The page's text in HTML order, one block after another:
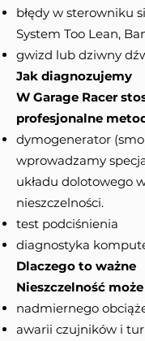
błędy w sterowniku
System Too Lean,
gwizd lub dziwny
Jak diagnozujemy
W Garage Racer
profesjonalne
dymogenerator
wprowadzamy
układu dolotowego
nieszczelności.
test podciśnienia
diagnostyka
Dlaczego to ważne
Nieszczelność
nadmiernego
awarii czujników i